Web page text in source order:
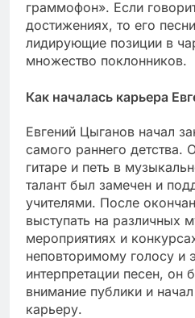
граммофон». Если
достижениях, то его
лидирующие позиции в
множество поклонников.
Как началась карьера
Евгений Цыганов начал
самого раннего детства.
гитаре и петь в
талант был замечен и
учителями. После
выступать на различных
мероприятиях и
неповторимому голосу и
интерпретации песен, он
внимание публики и
карьеру.